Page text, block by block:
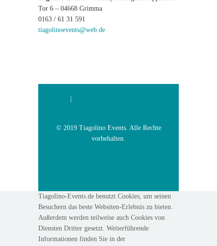
Tor 6 – 04668 Grimma
0163 / 61 31 591
tiagolinoevents@web.de
© 2019 Tiagolino Events. Alle Rechte
vorbehalten.
Tiagolino-Events.de benutzt Cookies, um seinen
Besuchern das beste Websiten-Erlebnis zu bieten.
Außerdem werden teilweise auch Cookies von
Diensten Dritter gesetzt. Weiterführende
Informationen finden Sie in der